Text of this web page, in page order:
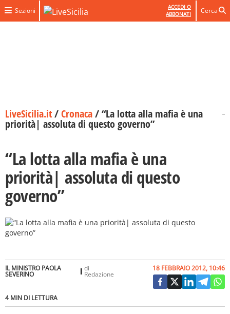
Sezioni
ACCEDI O
ABBONATI
Cerca
LiveSicilia.it/Cronaca/“La lotta alla mafia è una
priorità| assoluta di questo governo”
“La lotta alla mafia è una
priorità| assoluta di questo
governo”
IL MINISTRO PAOLA
SEVERINO
di
Redazione
4 MIN DI LETTURA
18 FEBBRAIO 2012, 10:46